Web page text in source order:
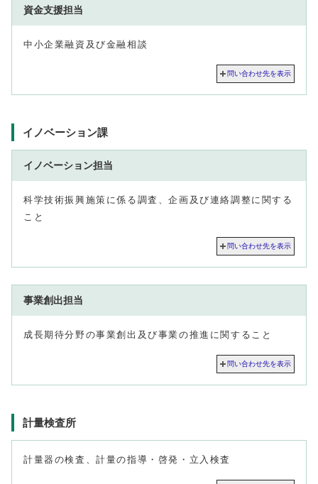
資金支援担当
中小企業融資及び金融相談
問い合わせ先を表示
イノベーション課
イノベーション担当
科学技術振興施策に係る調査、企画及び連絡調整に関する
こと
問い合わせ先を表示
事業創出担当
成長期待分野の事業創出及び事業の推進に関すること
問い合わせ先を表示
計量検査所
計量器の検査、計量の指導・啓発・立入検査